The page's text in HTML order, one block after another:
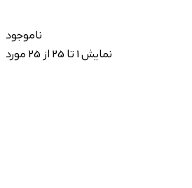
ناموجود
نمایش 1 تا 25 از 25 مورد